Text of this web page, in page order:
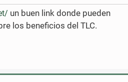
un buen link donde pueden
los beneficios del TLC.